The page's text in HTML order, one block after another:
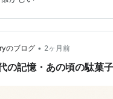
に入れたみたいに胸が弾ん
なかったのを今でも鮮明に
上！セボンスターの可愛い
みて驚いたのですが、セボ
い歴史があるんです。 …
のブログ • 2ヶ月前
の記憶・あの頃の駄菓